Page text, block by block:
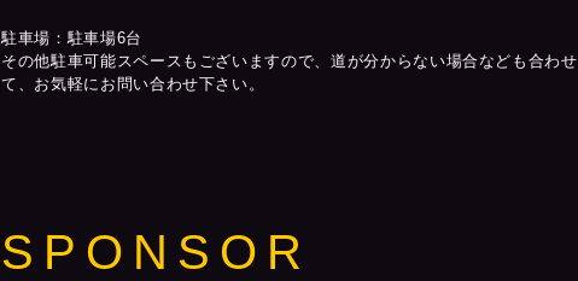
駐車場：駐車場6台
その他駐車可能スペースもございますので、道が分からない場合なども合わせ
て、お気軽にお問い合わせ下さい。
SPONSOR